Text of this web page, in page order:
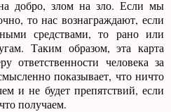
добро, злом на зло. Если мы
то нас вознаграждают, если
средствами, то рано или
Таким образом, эта карта
ответственности человека за
показывает, что ничто
и не будет препятствий, если
получаем.